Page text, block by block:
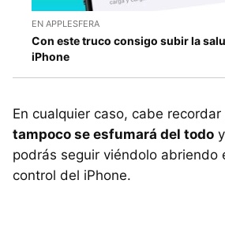
EN APPLESFERA
Con este truco consigo subir la
iPhone
En cualquier caso, cabe recordar
tampoco se esfumará del todo
podrás seguir viéndolo abriendo
control del iPhone.